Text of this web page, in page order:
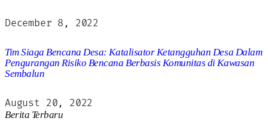
December 8, 2022
Tim Siaga Bencana Desa: Katalisator Ketangguhan Desa Dalam
Pengurangan Risiko Bencana Berbasis Komunitas di Kawasan
Sembalun
August 20, 2022
Berita Terbaru